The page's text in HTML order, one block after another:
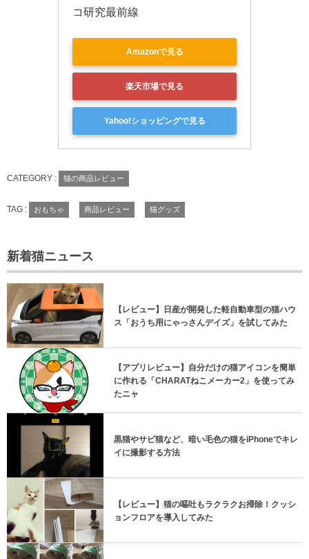
コ研究最前線
Amazonで見る
楽天市場で見る
Yahoo!ショッピングで見る
CATEGORY : 猫の商品レビュー
TAG : おもちゃ 商品レビュー 猫グッズ
新着猫ニュース
【レビュー】日産が開発した軽自動車型の猫ハウ
ス「おうち用にゃっさんデイズ」を試してみた
【アプリレビュー】自分だけの猫アイコンを簡単
に作れる「CHARATねこメーカー2」を使ってみ
たニャ
黒猫やサビ猫など、暗い毛色の猫をiPhoneでキレ
イに撮影する方法
【レビュー】猫の嘔吐もラクラクお掃除！クッシ
ョンフロアを導入してみた